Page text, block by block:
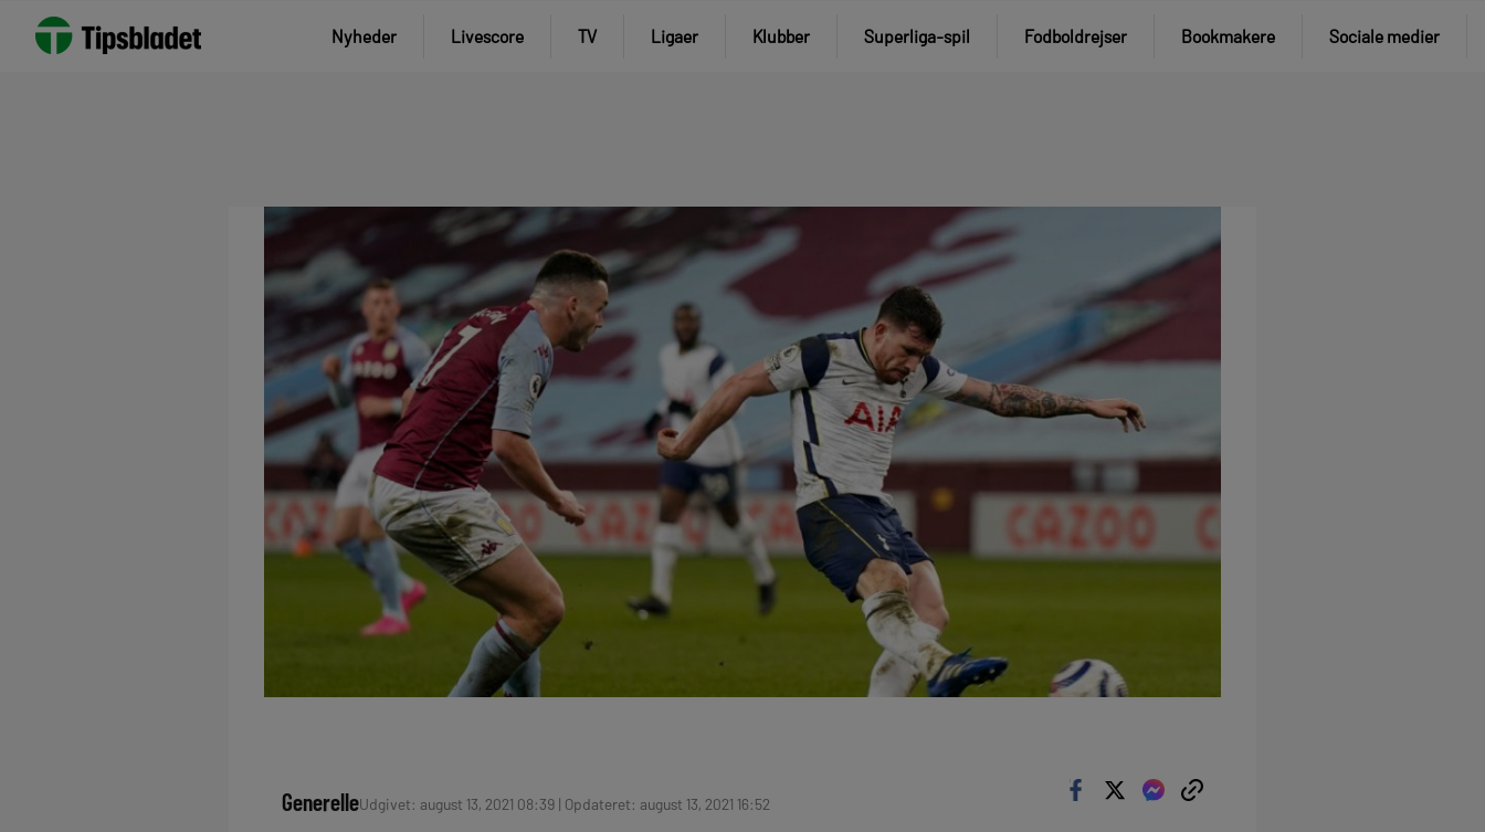
Nyheder Livescore TV Ligaer Klubber Superliga-spil Fodboldrejser Bookmakere Sociale medier
GenerelleUdgivet: august 13, 2021 08:39 | Opdateret: august 13, 2021 16:52